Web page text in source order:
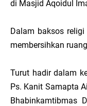
di Masjid Aqoidul
Dalam baksos
membersihkan
Turut hadir dalam
Ps. Kanit Samapta
Bhabinkamtibmas